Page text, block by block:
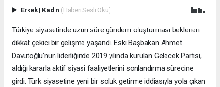
Erkek| Kadın (Haberi Sesli Oku)
Türkiye siyasetinde uzun süre gündem oluşturması beklenen
dikkat çekici bir gelişme yaşandı. Eski Başbakan Ahmet
Davutoğlu'nun liderliğinde 2019 yılında kurulan Gelecek Partisi,
aldığı kararla aktif siyasi faaliyetlerini sonlandırma sürecine
girdi. Türk siyasetine yeni bir soluk getirme iddiasıyla yola çıkan